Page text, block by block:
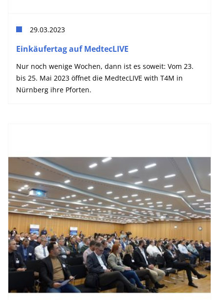
29.03.2023
Einkäufertag auf MedtecLIVE
Nur noch wenige Wochen, dann ist es soweit: Vom 23.
bis 25. Mai 2023 öffnet die MedtecLIVE with T4M in
Nürnberg ihre Pforten.